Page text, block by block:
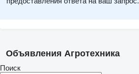
Объявления Агротехника
Поиск